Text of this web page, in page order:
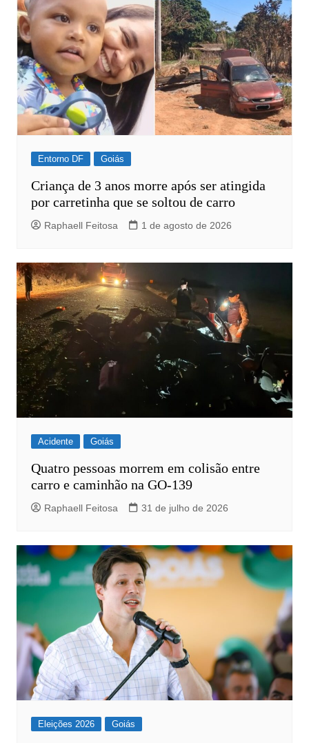
Entorno DF Goiás
Criança de 3 anos morre após ser atingida
por carretinha que se soltou de carro
Raphaell Feitosa 1 de agosto de 2026
Acidente Goiás
Quatro pessoas morrem em colisão entre
carro e caminhão na GO-139
Raphaell Feitosa 31 de julho de 2026
Eleições 2026 Goiás